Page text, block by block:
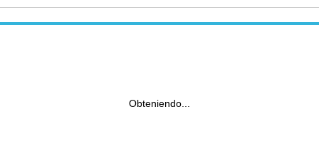
Obteniendo...